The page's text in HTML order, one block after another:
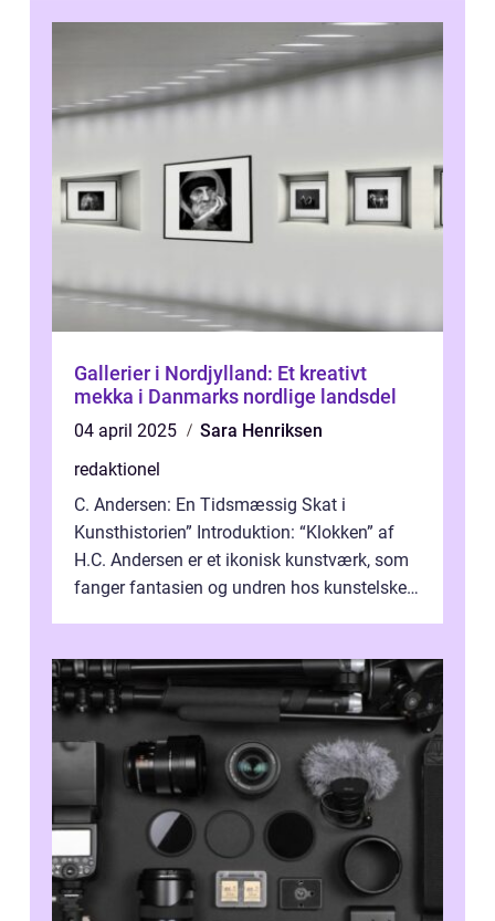
Gallerier i Nordjylland: Et kreativt
mekka i Danmarks nordlige landsdel
04 april 2025
Sara Henriksen
redaktionel
C. Andersen: En Tidsmæssig Skat i
Kunsthistorien” Introduktion: “Klokken” af
H.C. Andersen er et ikonisk kunstværk, som
fanger fantasien og undren hos kunstelskere